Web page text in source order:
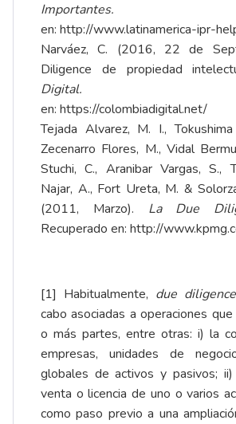
Importantes.
en: http://www.latinamerica-ipr-
Narváez, C. (2016, 22 de
Diligence de propiedad
en: https://colombiadigital.net/
Tejada Alvarez, M. I., Tokushima
Zecenarro Flores, M., Vidal
Stuchi, C., Aranibar Vargas, S.,
Najar, A., Fort Ureta, M. &
(2011, Marzo). La Due
Recuperado en: http://
[1] Habitualmente, due
cabo asociadas a operaciones
o más partes, entre otras: i) la
empresas, unidades de
globales de activos y pasivos; ii)
venta o licencia de uno o varios
como paso previo a una